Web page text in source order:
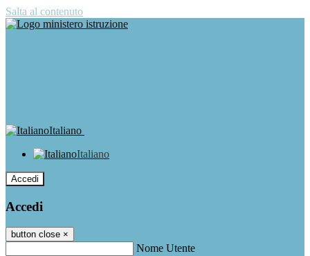
Salta al contenuto
Italiano
Italiano
Accedi
Accedi
button close ×
Nome Utente